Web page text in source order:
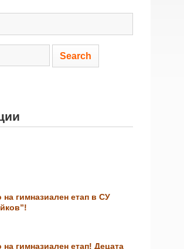
на гимназиален етап в СУ
на гимназиален етап! Децата